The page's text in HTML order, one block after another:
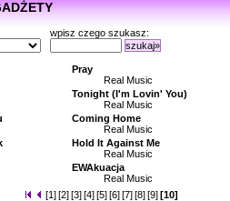
wpisz czego szukasz:
szukaj»
Pray
Real Music
Tonight (I'm Lovin' You)
Real Music
Coming Home
Real Music
Hold It Against Me
Real Music
EWAkuacja
Real Music
[1][2][3][4][5][6][7][8][9][10]